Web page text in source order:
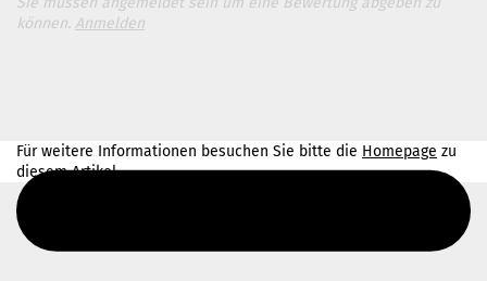
können. Anmelden
Für weitere Informationen besuchen Sie bitte die Homepage zu
diesem Artikel.